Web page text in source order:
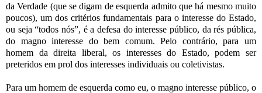
da Verdade (que se digam de esquerda admito que há mesmo muito
poucos), um dos critérios fundamentais para o interesse do Estado,
ou seja “todos nós”, é a defesa do interesse público, da rés pública,
do magno interesse do bem comum. Pelo contrário, para um
homem da direita liberal, os interesses do Estado, podem ser
preteridos em prol dos interesses individuais ou coletivistas.
Para um homem de esquerda como eu, o magno interesse público, o